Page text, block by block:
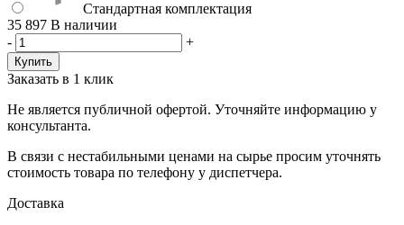
Стандартная комплектация
35 897 В наличии
-
+
Заказать в 1 клик
Не является публичной офертой. Уточняйте информацию у
консультанта.
В связи с нестабильными ценами на сырье просим уточнять
стоимость товара по телефону у диспетчера.
Доставка